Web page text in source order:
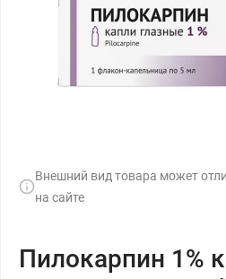
Внешний вид товара может
на сайте
Пилокарпин 1%